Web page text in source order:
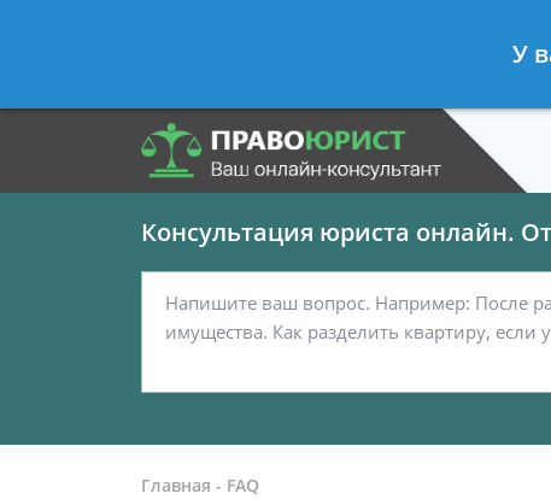
- Юрист по
Консультация юриста онлайн.
Главная - FAQ
У